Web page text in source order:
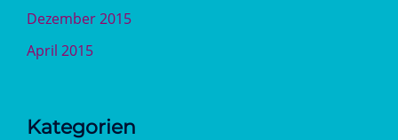
Dezember 2015
April 2015
Kategorien